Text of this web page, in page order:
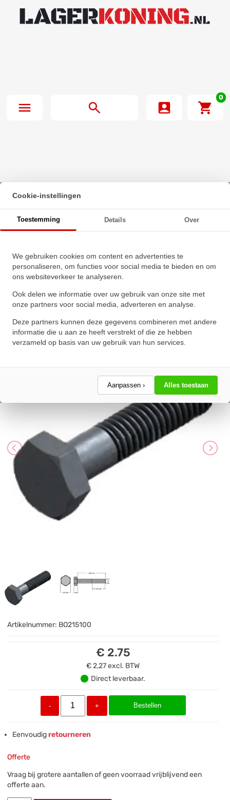
0
Beginpagina·
Zeskanttapbout Deeldraad DIN 931 M6x130mm 10.9
Onbehandeld
Cookie-instellingen
Toestemming Details Over
We gebruiken cookies om content en advertenties te
personaliseren, om functies voor social media te bieden en om
ons websiteverkeer te analyseren.
Ook delen we informatie over uw gebruik van onze site met
onze partners voor social media, adverteren en analyse.
Deze partners kunnen deze gegevens combineren met andere
informatie die u aan ze heeft verstrekt of die ze hebben
verzameld op basis van uw gebruik van hun services.
Aanpassen › Alles toestaan
Zeskanttapbout Deeldraad DIN
931 M6x130mm 10.9
Onbehandeld
Schrijf een review!
Artikelnummer: BO215100
€ 2.75
€ 2,27excl. BTW
Direct leverbaar.
- + Bestellen
Eenvoudigretourneren
Offerte
Vraag bij grotere aantallen of geen voorraad vrijblijvend een
offerte aan.